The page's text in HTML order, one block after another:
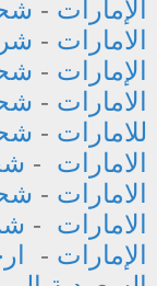
الإمارات -
الامارات -
الإمارات -
الامارات -
للامارات -
الامارات -
الامارات -
الامارات -
الإمارات -